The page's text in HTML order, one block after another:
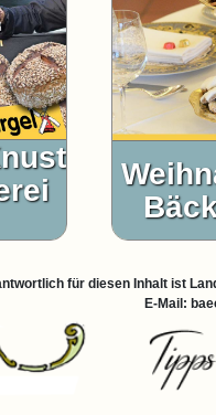
für diesen Inhalt ist
E-Mail: